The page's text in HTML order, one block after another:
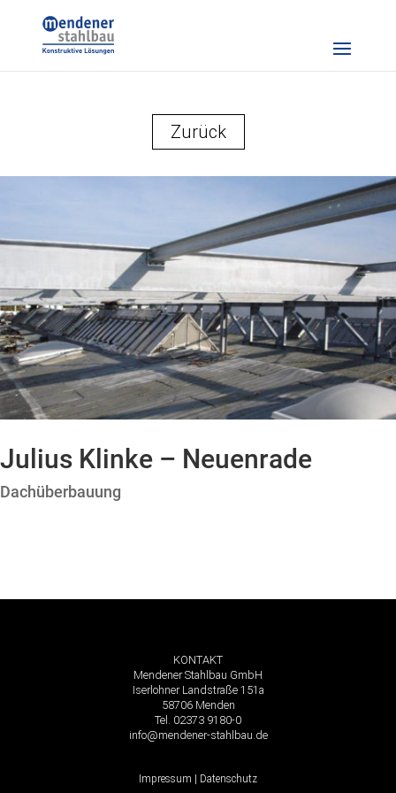
Zurück
Julius Klinke – Neuenrade
Dachüberbauung
KONTAKT
Mendener Stahlbau GmbH
Iserlohner Landstraße 151a
58706 Menden
Tel. 02373 9180-0
info@mendener-stahlbau.de
Impressum Datenschutz